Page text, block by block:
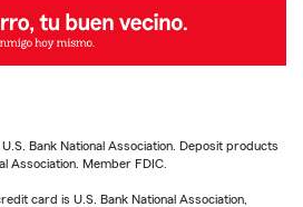
Bank National Association. Deposit products
Association. Member FDIC.
card is U.S. Bank National Association,